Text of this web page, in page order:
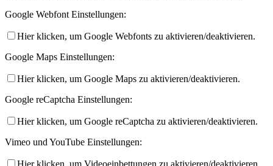
Google Webfont Einstellungen:
Hier klicken, um Google Webfonts zu aktivieren/deaktivieren.
Google Maps Einstellungen:
Hier klicken, um Google Maps zu aktivieren/deaktivieren.
Google reCaptcha Einstellungen:
Hier klicken, um Google reCaptcha zu aktivieren/deaktivieren.
Vimeo und YouTube Einstellungen: